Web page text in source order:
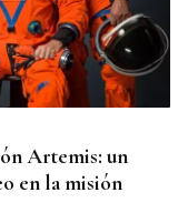
Artemis: un
en la misión